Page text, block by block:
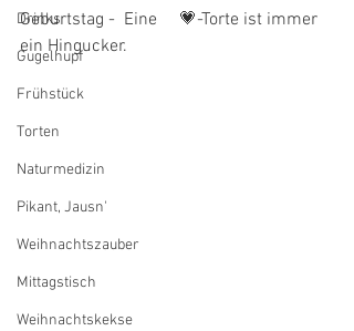
Drinks
Gugelhupf
Frühstück
Torten
Naturmedizin
Pikant, Jausn'
Weihnachtszauber
Mittagstisch
Weihnachtskekse
Geburtstag -  Eine     💗-Torte ist immer
ein Hingucker.